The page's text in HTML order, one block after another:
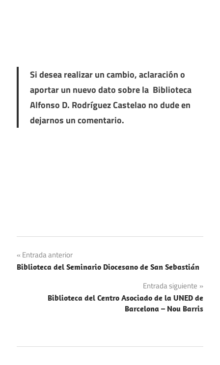
Si desea realizar un cambio, aclaración o
aportar un nuevo dato sobre la Biblioteca
Alfonso D. Rodríguez Castelao no dude en
dejarnos un comentario.
Navegación
de
entradas
Entrada anterior
Biblioteca del Seminario Diocesano de San Sebastián
Entrada siguiente
Biblioteca del Centro Asociado de la UNED de
Barcelona – Nou Barris